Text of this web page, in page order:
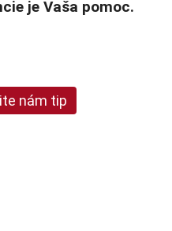
je Vaša pomoc.
nám tip